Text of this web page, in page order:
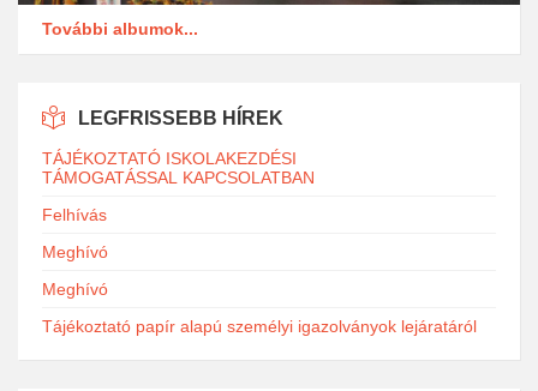
További albumok...
LEGFRISSEBB HÍREK
TÁJÉKOZTATÓ ISKOLAKEZDÉSI
TÁMOGATÁSSAL KAPCSOLATBAN
Felhívás
Meghívó
Meghívó
Tájékoztató papír alapú személyi igazolványok lejáratáról